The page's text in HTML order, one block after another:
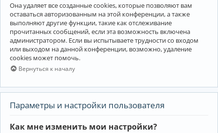
Она удаляет все созданные cookies, которые позволяют вам
оставаться авторизованным на этой конференции, а также
выполняют другие функции, такие как отслеживание
прочитанных сообщений, если эта возможность включена
администратором. Если вы испытываете трудности со входом
или выходом на данной конференции, возможно, удаление
cookies может помочь.
Вернуться к началу
Параметры и настройки пользователя
Как мне изменить мои настройки?